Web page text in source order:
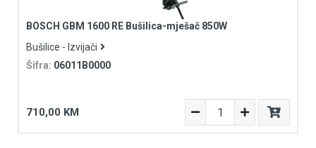
BOSCH GBM 1600 RE Bušilica-mješač 850W
Bušilice - Izvijači
Šifra: 06011B0000
710,00 KM